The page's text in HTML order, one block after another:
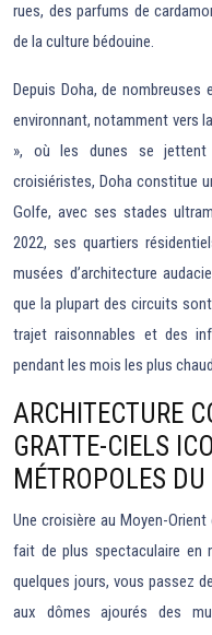
rues, des parfums de
de la culture bédouine.
Depuis Doha, de
environnant, notamment vers
», où les dunes se jettent
croisiéristes, Doha constitue
Golfe, avec ses stades
2022, ses quartiers
musées d’architecture
que la plupart des circuits
trajet raisonnables et des
pendant les mois les plus
ARCHITECTURE
GRATTE-CIELS
MÉTROPOLES
Une croisière au Moyen-
fait de plus spectaculaire en
quelques jours, vous passez
aux dômes ajourés des